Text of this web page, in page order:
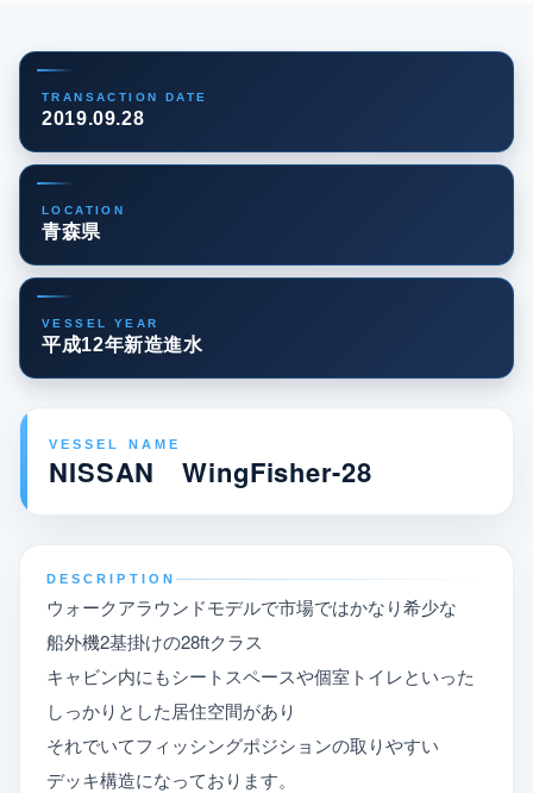
TRANSACTION DATE
2019.09.28
LOCATION
青森県
VESSEL YEAR
平成12年新造進水
VESSEL NAME
NISSAN WingFisher-28
DESCRIPTION
ウォークアラウンドモデルで市場ではかなり希少な
船外機2基掛けの28ftクラス
キャビン内にもシートスペースや個室トイレといった
しっかりとした居住空間があり
それでいてフィッシングポジションの取りやすい
デッキ構造になっております。